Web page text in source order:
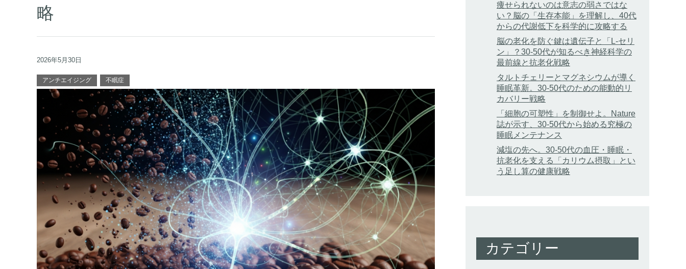
略
2026年5月30日
アンチエイジング 不眠症
痩せられないのは意志の弱さではな
い？脳の「生存本能」を理解し、40代
からの代謝低下を科学的に攻略する
脳の老化を防ぐ鍵は遺伝子と「L-セリ
ン」？30-50代が知るべき神経科学の
最前線と抗老化戦略
タルトチェリーとマグネシウムが導く
睡眠革新。30-50代のための能動的リ
カバリー戦略
「細胞の可塑性」を制御せよ。Nature
誌が示す、30-50代から始める究極の
睡眠メンテナンス
減塩の先へ。30-50代の血圧・睡眠・
抗老化を支える「カリウム摂取」とい
う足し算の健康戦略
カテゴリー